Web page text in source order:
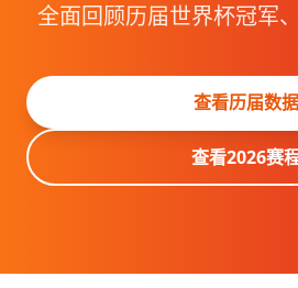
全面回顾历届世界杯冠军
查看历届数据
查看2026赛